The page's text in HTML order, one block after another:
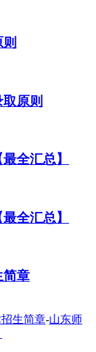
原则
全汇总】
全汇总】
简章
生简章-山东师